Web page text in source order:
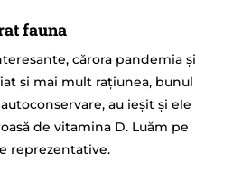
fauna
cărora pandemia și
și mai mult rațiunea, bunul
au ieșit și ele
de vitamina D. Luăm pe
reprezentative.